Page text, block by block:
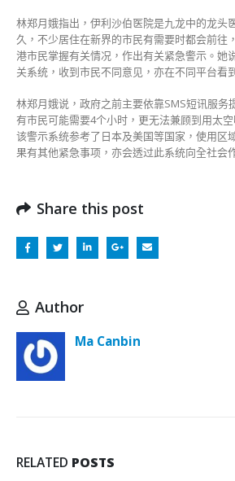
中
林郑月娥指出，伊利沙伯医院是九龙中的龙头
久，不少居住在新界的市民有需要时都会前往
港市民掌握有关情况，作出有关紧急警示。她
关系统，收到市民不同意见，亦在不同平台看
林郑月娥说，政府之前主要依靠SMS短讯服务
有市民可能需要4个小时，更无法兼顾到用太
该警示系统参考了日本及美国等国家，使用区
果有其他紧急事项，亦会透过此系统向全社会
Share this post
Author
Ma Canbin
RELATED POSTS